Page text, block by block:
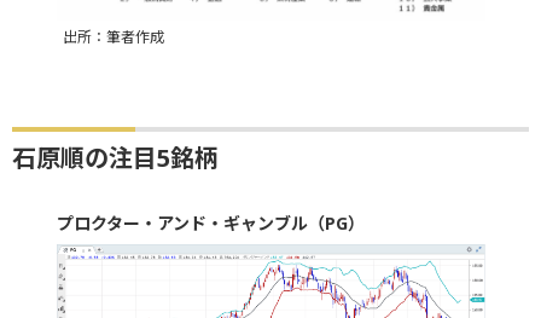
出所：筆者作成
石原順の注目5銘柄
プロクター・アンド・ギャンブル（PG）